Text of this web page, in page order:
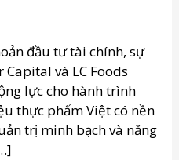
đầu tư tài chính, sự
và LC Foods
lực cho hành trình
thực phẩm Việt có nền
trị minh bạch và năng